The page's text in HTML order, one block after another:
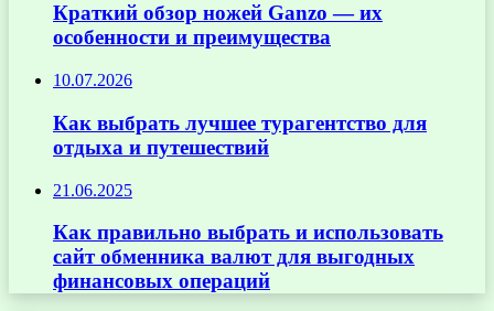
Краткий обзор ножей Ganzo — их
особенности и преимущества
10.07.2026
Как выбрать лучшее турагентство для
отдыха и путешествий
21.06.2025
Как правильно выбрать и использовать
сайт обменника валют для выгодных
финансовых операций